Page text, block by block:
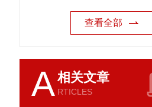
查看全部
A相关文章
RTICLES